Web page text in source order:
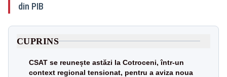
din PIB
CUPRINS
CSAT se reunește astăzi la Cotroceni, într-un
context regional tensionat, pentru a aviza noua